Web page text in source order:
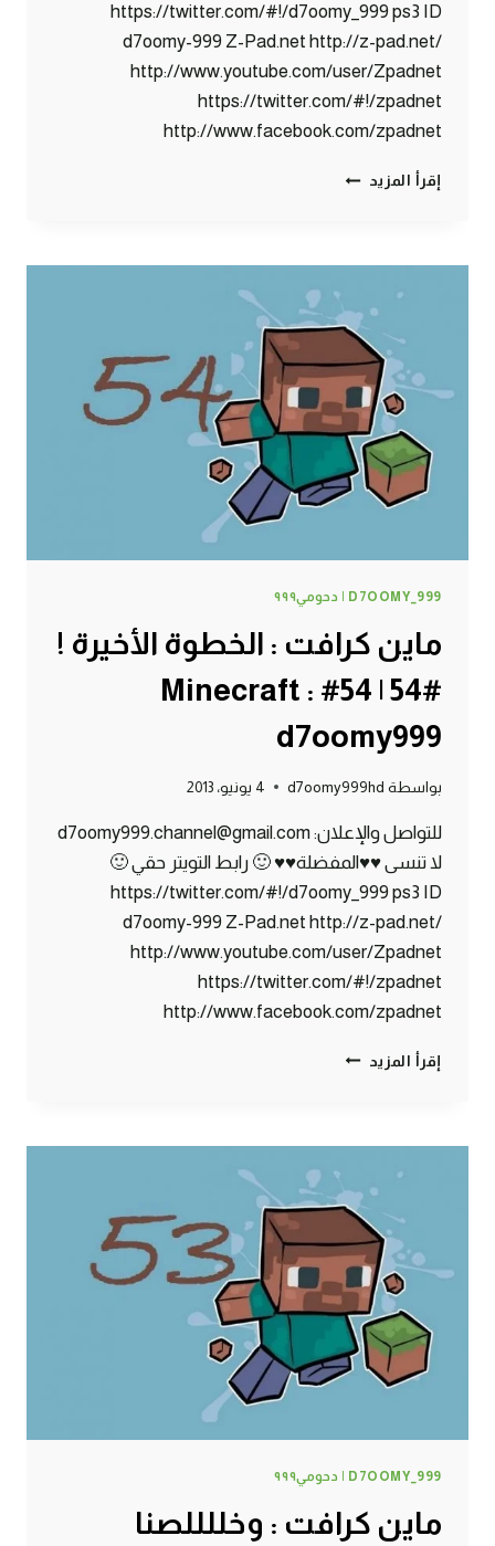
https://twitter.com/#!/d7oomy_999 ps3 ID
d7oomy-999 Z-Pad.net http://z-pad.net/
http://www.youtube.com/user/Zpadnet
https://twitter.com/#!/zpadnet
http://www.facebook.com/zpadnet
إقرأ المزيد ماين
جماعي
ههههه
#55
|
55#
MINECRAFT
:
D7OOMY999
D7OOMY_999 | دحومي٩٩٩
ماين كرافت : الخطوة الأخيرة !
#54 | 54# Minecraft :
d7oomy999
بواسطة d7oomy999hd 4 يونيو، 2013
للتواصل والإعلان: d7oomy999.channel@gmail.com
لا تنسى ♥♥المفضلة♥♥ 🙂 رابط التويتر حقي 🙂
https://twitter.com/#!/d7oomy_999 ps3 ID
d7oomy-999 Z-Pad.net http://z-pad.net/
http://www.youtube.com/user/Zpadnet
https://twitter.com/#!/zpadnet
http://www.facebook.com/zpadnet
إقرأ المزيد ماين
الأخيرة
#54
|
54#
MINECRAFT
:
D7OOMY999
D7OOMY_999 | دحومي٩٩٩
ماين كرافت : وخللللصنا